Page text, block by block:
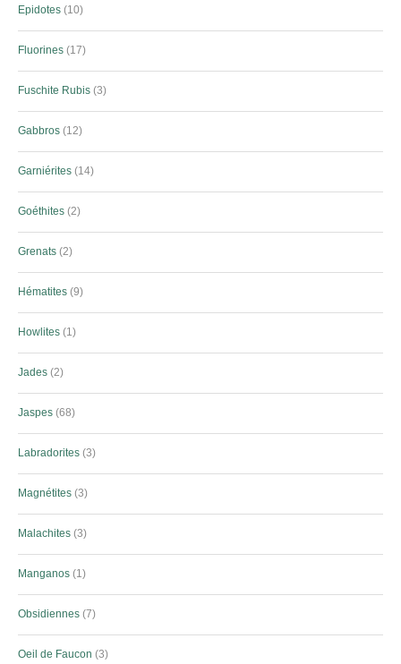
Epidotes 10
Fluorines 17
Fuschite Rubis 3
Gabbros 12
Garniérites 14
Goéthites 2
Grenats 2
Hématites 9
Howlites 1
Jades 2
Jaspes 68
Labradorites 3
Magnétites 3
Malachites 3
Manganos 1
Obsidiennes 7
Oeil de Faucon 3